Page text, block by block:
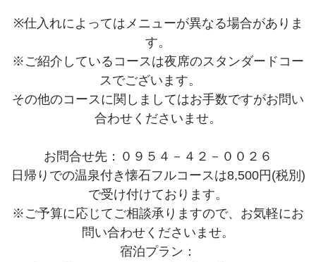
※仕入れによってはメニューが異なる場合がありま
す。
※ご紹介しているコースは夜席のスタンダードコー
スでございます。
その他のコースに関しましてはお手数ですがお問い
合わせくださいませ。
お問合せ先：０９５４－４２－００２６
日帰りでの温泉付き懐石フルコースは8,500円(税別)
で受け付けております。
※ご予算に応じてご相談承りますので、お気軽にお
問い合わせくださいませ。
宿泊プラン：